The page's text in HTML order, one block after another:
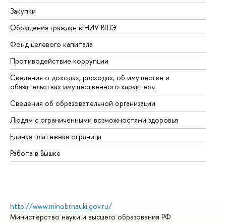
Закупки
Обращения граждан в НИУ ВШЭ
Фонд целевого капитала
Противодействие коррупции
Сведения о доходах, расходах, об имуществе и
обязательствах имущественного характера
Сведения об образовательной организации
Людям с ограниченными возможностями здоровья
Единая платежная страница
Работа в Вышке
http://www.minobrnauki.gov.ru/
Министерство науки и высшего образования РФ